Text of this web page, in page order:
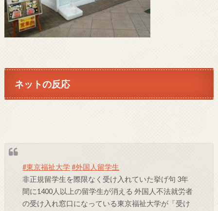
ネットの反応
#東京福祉大学 #外国人留学生
非正規留学生を際限なく受け入れていた挙げ句 3年
間に1400人以上の留学生が消える 外国人不法就労者
の受け入れ窓口になっている東京福祉大学が「受け